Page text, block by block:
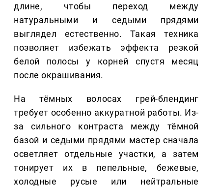
длине, чтобы переход между
натуральными и седыми прядями
выглядел естественно. Такая техника
позволяет избежать эффекта резкой
белой полосы у корней спустя месяц
после окрашивания.
На тёмных волосах грей-блендинг
требует особенно аккуратной работы. Из-
за сильного контраста между тёмной
базой и седыми прядями мастер сначала
осветляет отдельные участки, а затем
тонирует их в пепельные, бежевые,
холодные русые или нейтральные